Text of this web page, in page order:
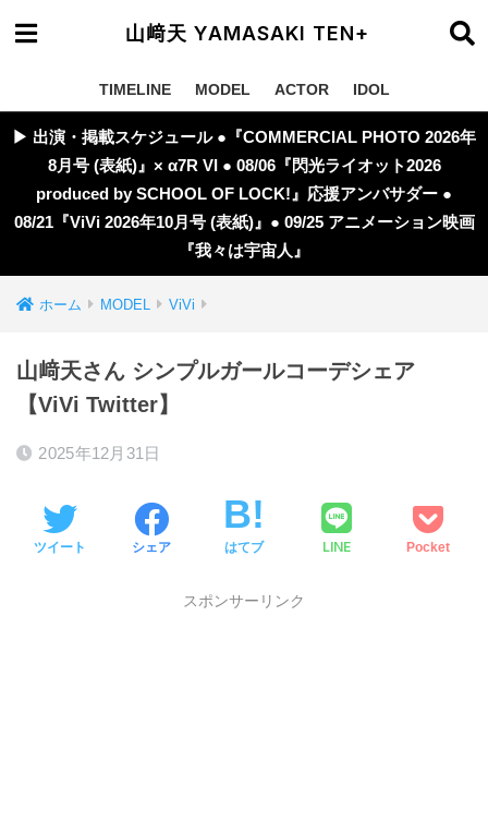
山﨑天 YAMASAKI TEN+
TIMELINE MODEL ACTOR IDOL
▶︎ 出演・掲載スケジュール ●『COMMERCIAL PHOTO 2026年
8月号 (表紙)』× α7R VI ● 08/06『閃光ライオット2026
produced by SCHOOL OF LOCK!』応援アンバサダー ●
08/21『ViVi 2026年10月号 (表紙)』● 09/25 アニメーション映画
『我々は宇宙人』
ホーム MODEL ViVi
山﨑天さん シンプルガールコーデシェア
【ViVi Twitter】
2025年12月31日
ツイート シェア はてブ LINE Pocket
スポンサーリンク